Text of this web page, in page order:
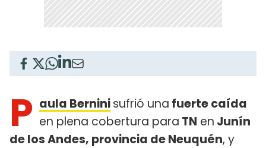
P aula Berninisufrió una fuerte caída
en plena cobertura para TN en Junín
de los Andes, provincia de Neuquén, y